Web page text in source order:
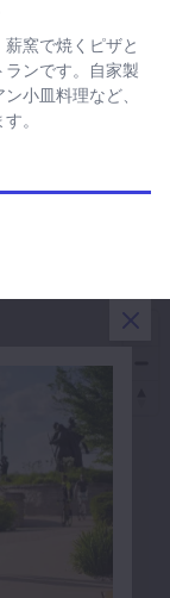
窯で焼くピザと
ンです。自家製
小皿料理など、
。